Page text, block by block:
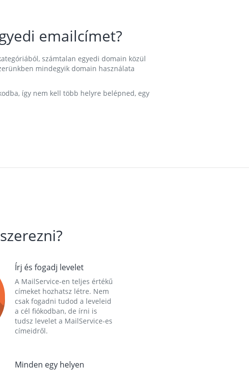
emailcímet?
számtalan egyedi domain közül
mindegyik domain használata
így nem kell több helyre belépned, egy
Írj és fogadj levelet
A MailService-en teljes értékű
címeket hozhatsz létre. Nem
csak fogadni tudod a leveleid
a cél fiókodban, de írni is
tudsz levelet a MailService-es
címeidről.
Minden egy helyen